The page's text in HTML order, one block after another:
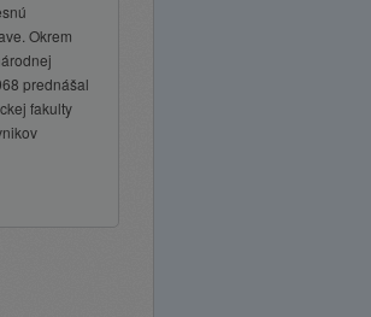
Okrem
prednášal
fakulty